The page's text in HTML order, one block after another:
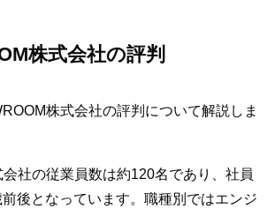
株式会社の評判
株式会社の評判について解説しま
社の従業員数は約120名であり、社員
後となっています。職種別ではエンジ